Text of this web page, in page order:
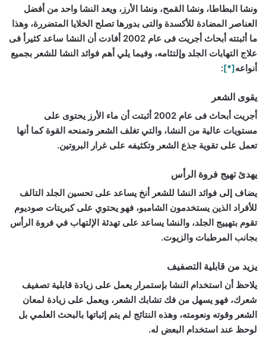
ونشا البطاطا، ونشا القمح، ونشا الأرز، ويعد النشا واحد من أفضل
العناصر المضادة للأكسدة والتى بدورها تصلح الخلايا المتضررة، وهذا
ما أثبتته أبحاث أجريت فى عام 2002 أفادت أن النشا ساعد كثيرأ فى
علاج التهابات الجلد وإلتئامه، وفيما يلي أهم فوائد النشا للشعر بجميع
أنواعه[*]
:
يقوى الشعر
أجريت أبحاث فى عام 2002 أثبتت أن ماء الأرز يحتوى على
مستويات عالية من النشا، والتي تغلف الشعر وتمنحه القوة كما أنها
تعمل على تقوية جذع الشعر وتكثيفه على غرار البروتين.
يهدئ تهيج فروة الرأس
يضاف إلى فوائد النشا للشعر أنخ يساعد على تحسين الجلد التالف
للأفراد الذين يستخدمون الشامبو، فهو يحتوي على كبريتات صوديوم
تقوم بتهييج الجلد، والنشا يساعد على تهدئة الإلتهاب في فروة الرأس
بجانب المرطبات والزيوت.
يزيد من قابلية التصفيف
يلاحظ أن استخدام النشا بإستمرار يعمل على زيادة قابلية تصفيف
شعرك، فهو يسهل من فك تشابك الشعر، ويعمل على زيادة لمعان
الشعر وقوته ونعومته، وهذه النتائج لم يتم إثباتها بالبحث العلمي بل
لوحظ عند استخدام البعض له.